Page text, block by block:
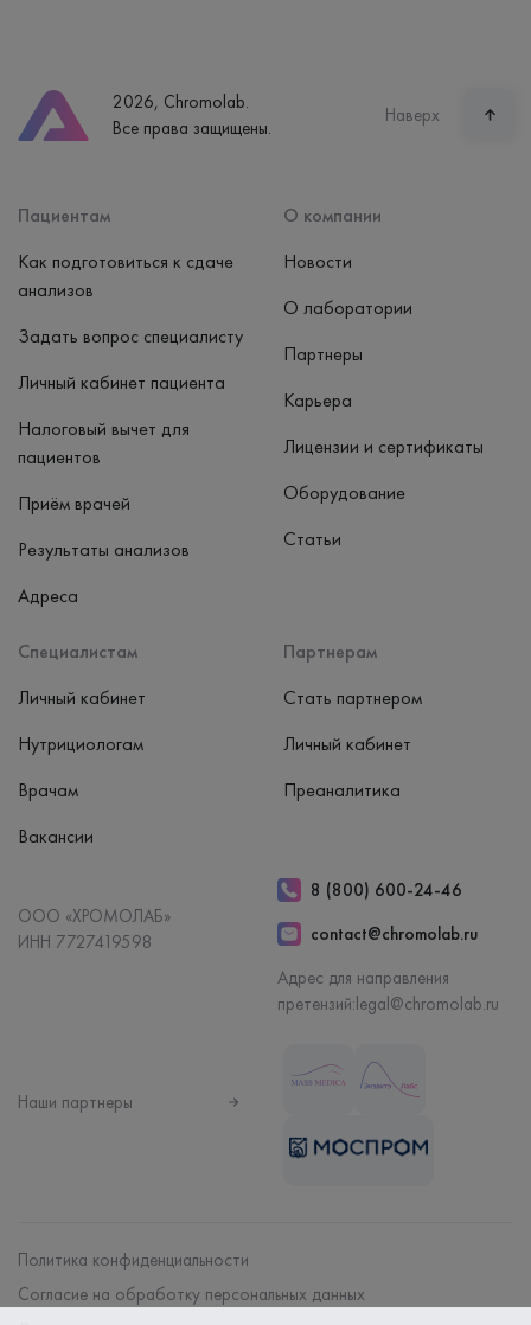
2026, Chromolab.
Все права защищены.
Наверх
Пациентам
Как подготовиться к сдаче
анализов
Задать вопрос специалисту
Личный кабинет пациента
Налоговый вычет для
пациентов
Приём врачей
Результаты анализов
Адреса
Специалистам
Личный кабинет
Нутрициологам
Врачам
Вакансии
Партнерам
Стать партнером
Личный кабинет
Преаналитика
О компании
Новости
О лаборатории
Партнеры
Карьера
Лицензии и сертификаты
Оборудование
Статьи
ООО «ХРОМОЛАБ»
ИНН 7727419598
8 (800) 600-24-46
contact@chromolab.ru
Адрес для направления
претензий:legal@chromolab.ru
Наши партнеры
Политика конфиденциальности
Согласие на обработку персональных данных